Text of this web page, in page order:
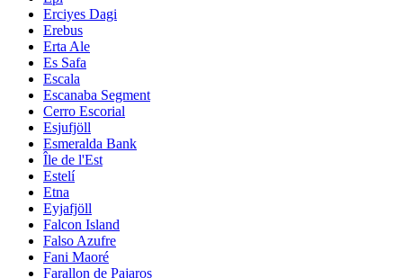
Erciyes Dagi
Erebus
Erta Ale
Es Safa
Escala
Escanaba Segment
Cerro Escorial
Esjufjöll
Esmeralda Bank
Île de l'Est
Estelí
Etna
Eyjafjöll
Falcon Island
Falso Azufre
Fani Maoré
Farallon de Pajaros